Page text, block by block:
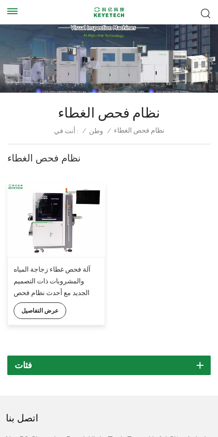
نظام فحص الغطاء
أنت في : / وطن / نظام فحص الغطاء
نظام فحص الغطاء
آلة فحص غطاء زجاجة المياه
والمشروبات ذات التصميم
الجديد مع أحدث نظام فحص
الرؤية الذكاء الاصطناعي
KeyeTech V16.0
عرض التفاصيل
فئات
اتصل بنا